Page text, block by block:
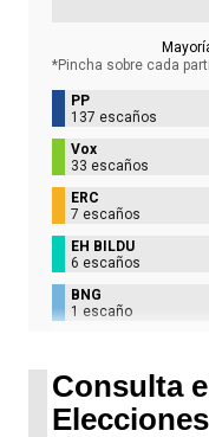
*Pincha sobre cada
PP
137 escaños
Vox
33 escaños
ERC
7 escaños
EH BILDU
6 escaños
BNG
1 escaño
Consulta